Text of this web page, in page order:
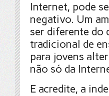
Internet, pode
negativo. Um
ser diferente do
tradicional de
para jovens
não só da
E acredite, a